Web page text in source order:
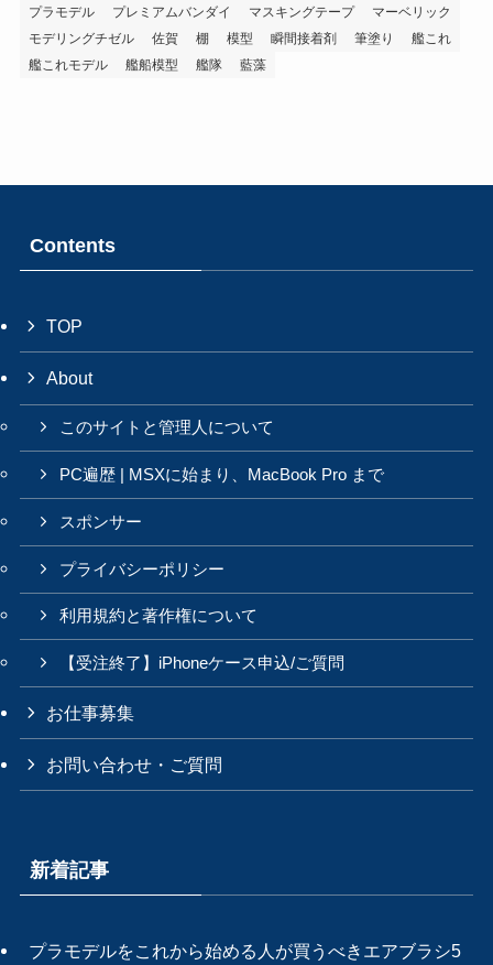
プラモデル
プレミアムバンダイ マスキングテープ
マーベリック
モデリングチゼル
佐賀 棚 模型 瞬間接着剤 筆塗り
艦これ
艦これモデル
艦船模型 艦隊 藍藻
Contents
TOP
About
このサイトと管理人について
PC遍歴 | MSXに始まり、MacBook Pro まで
スポンサー
プライバシーポリシー
利用規約と著作権について
【受注終了】iPhoneケース申込/ご質問
お仕事募集
お問い合わせ・ご質問
新着記事
プラモデルをこれから始める人が買うべきエアブラシ5